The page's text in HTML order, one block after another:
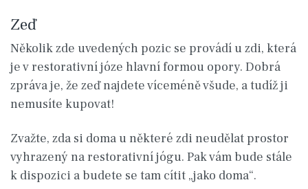
Zeď
Několik zde uvedených pozic se provádí u zdi, která
je v restorativní józe hlavní formou opory. Dobrá
zpráva je, že zeď najdete víceméně všude, a tudíž ji
nemusíte kupovat!
Zvažte, zda si doma u některé zdi neudělat prostor
vyhrazený na restorativní jógu. Pak vám bude stále
k dispozici a budete se tam cítit „jako doma“.